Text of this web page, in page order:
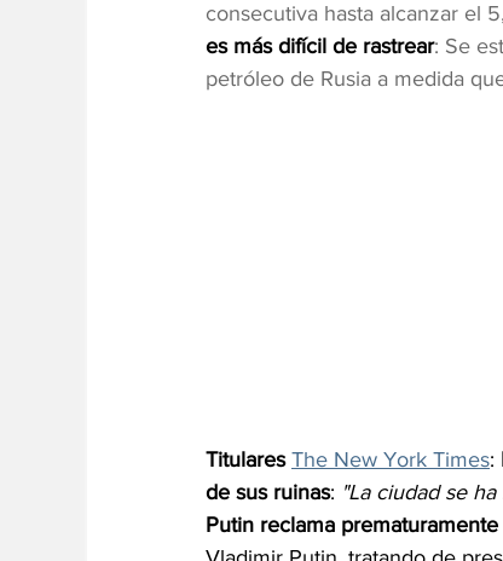
consecutiva hasta alcanzar el
es más difícil de rastrear: Se
petróleo de Rusia a medida
Titulares The New York Times:
de sus ruinas: "La ciudad se ha
Putin reclama